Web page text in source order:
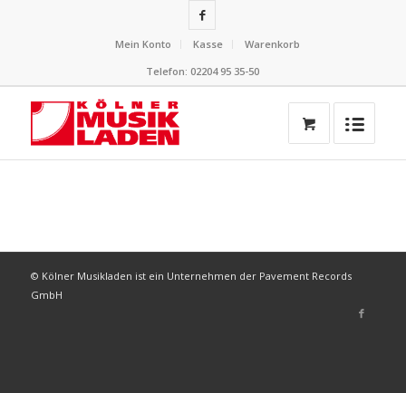
Mein Konto Kasse
Warenkorb
Telefon: 02204 95 35-50
© Kölner Musikladen ist ein Unternehmen der Pavement Records
GmbH